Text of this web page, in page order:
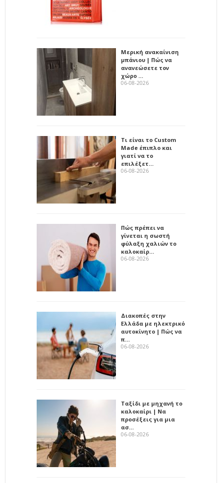
Μερική ανακαίνιση
μπάνιου | Πώς να
ανανεώσετε τον
χώρο …
06-08-2026
Τι είναι το Custom
Made έπιπλο και
γιατί να το
επιλέξετ…
06-08-2026
Πώς πρέπει να
γίνεται η σωστή
φύλαξη χαλιών το
καλοκαίρ…
06-08-2026
Διακοπές στην
Ελλάδα με ηλεκτρικό
αυτοκίνητο | Πώς να
π…
06-08-2026
Ταξίδι με μηχανή το
καλοκαίρι | Να
προσέξεις για μια
ασ…
06-08-2026